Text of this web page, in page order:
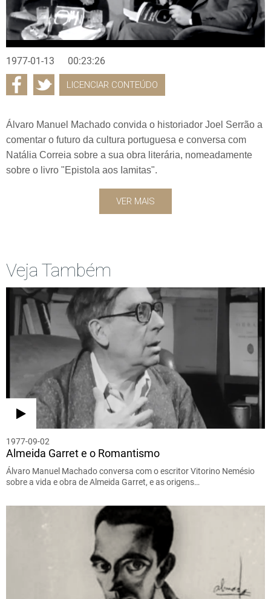
1977-01-13 00:23:26
LICENCIAR CONTEÚDO
Álvaro Manuel Machado convida o historiador Joel Serrão a
comentar o futuro da cultura portuguesa e conversa com
Natália Correia sobre a sua obra literária, nomeadamente
sobre o livro "Epistola aos Iamitas".
VER MAIS
Veja Também
1977-09-02
Almeida Garret e o Romantismo
Álvaro Manuel Machado conversa com o escritor Vitorino Nemésio
sobre a vida e obra de Almeida Garret, e as origens…